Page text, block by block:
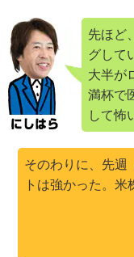
先ほど
グして
大半が
満杯で
して怖
そのわりに、先週
トは強かった。米